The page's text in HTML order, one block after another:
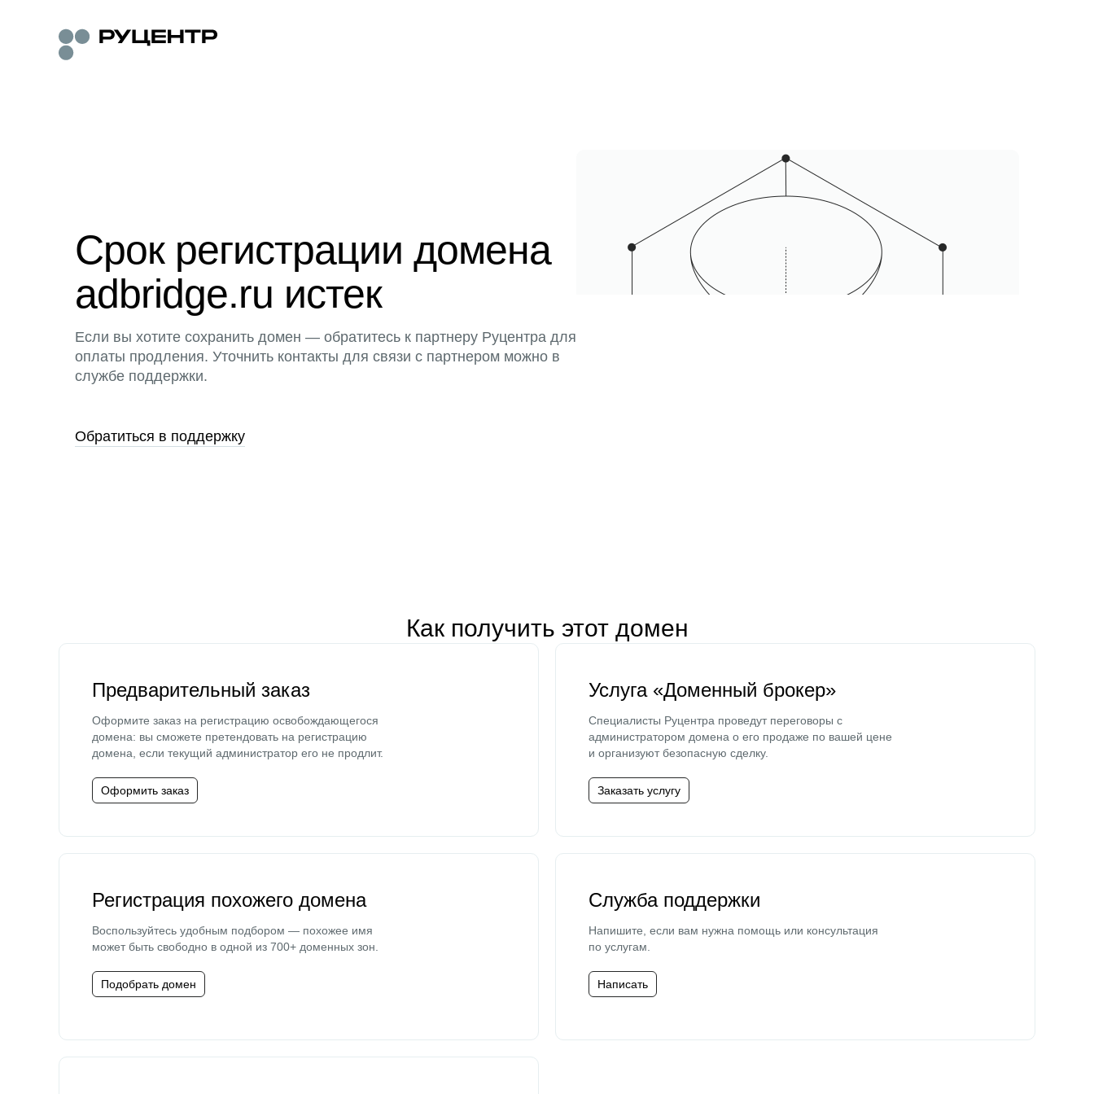
Срок регистрации домена
adbridge.ru истек
Если вы хотите сохранить домен — обратитесь к партнеру Руцентра для
оплаты продления. Уточнить контакты для связи с партнером можно в
службе поддержки.
Обратиться в поддержку
Как получить этот домен
Предварительный заказ
Оформите заказ на регистрацию освобождающегося
домена: вы сможете претендовать на регистрацию
домена, если текущий администратор его не продлит.
Оформить заказ
Услуга «Доменный брокер»
Специалисты Руцентра проведут переговоры с
администратором домена о его продаже по вашей цене
и организуют безопасную сделку.
Заказать услугу
Регистрация похожего домена
Воспользуйтесь удобным подбором — похожее имя
может быть свободно в одной из 700+ доменных зон.
Подобрать домен
Служба поддержки
Напишите, если вам нужна помощь или консультация
по услугам.
Написать